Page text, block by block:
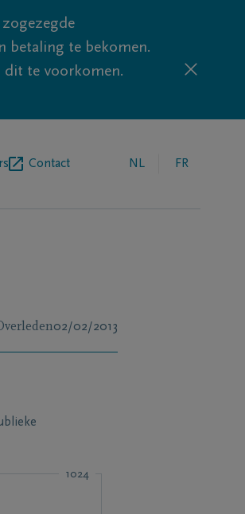
betaling te bekomen.
dit te voorkomen.
Contact NL FR
02/02/2013
1024